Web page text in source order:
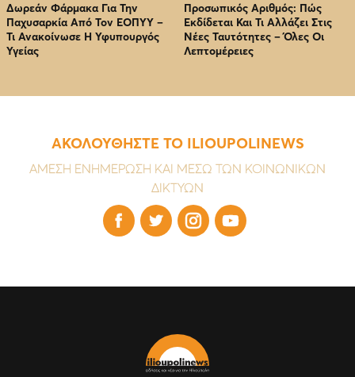
Δωρεάν Φάρμακα Για Την
Παχυσαρκία Από Τον EOΠΥΥ –
Τι Ανακοίνωσε Η Υφυπουργός
Υγείας
Προσωπικός Αριθμός: Πώς
Εκδίδεται Και Τι Αλλάζει Στις
Νέες Ταυτότητες – Όλες Οι
Λεπτομέρειες
ΑΚΟΛΟΥΘΗΣΤΕ ΤΟ ILIOUPOLINEWS
ΑΜΕΣΗ ΕΝΗΜΕΡΩΣΗ ΚΑΙ ΜΕΣΩ ΤΩΝ ΚΟΙΝΩΝΙΚΩΝ
ΔΙΚΤΥΩΝ
   